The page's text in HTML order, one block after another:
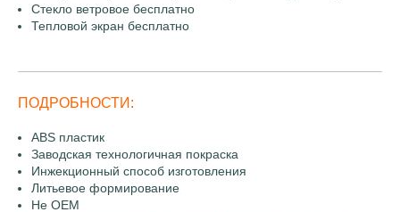
Стекло ветровое бесплатно
Тепловой экран бесплатно
ПОДРОБНОСТИ:
ABS пластик
Заводская технологичная покраска
Инжекционный способ изготовления
Литьевое формирование
Не OEM